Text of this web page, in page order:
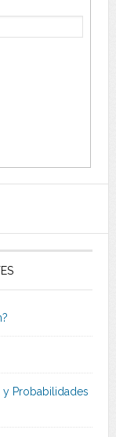
y Probabilidades